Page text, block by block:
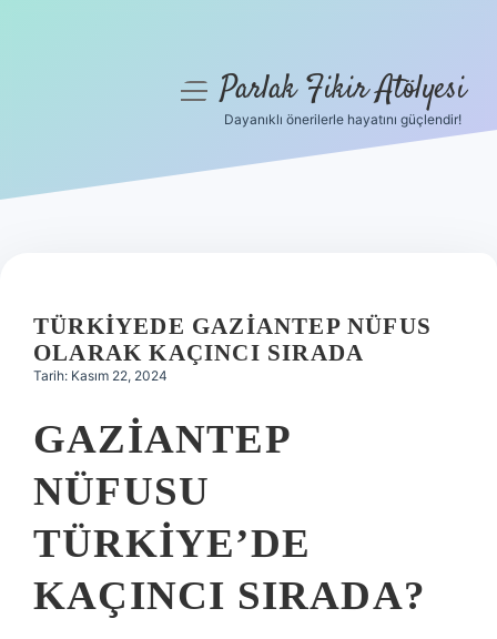
Hakkımızda
menüyüParlak Fikir Atölyesi
Dayanıklı önerilerle hayatını güçlendir!
TÜRKIYEDE GAZIANTEP NÜFUS
OLARAK KAÇINCI SIRADA
Tarih: Kasım 22, 2024
GAZIANTEP
NÜFUSU
TÜRKIYE’DE
KAÇINCI SIRADA?